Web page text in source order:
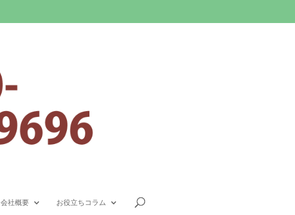
会社概要 お役立ちコラム
048-757-4535